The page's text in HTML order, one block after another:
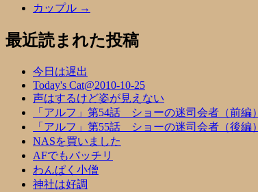
カップル →
最近読まれた投稿
今日は遅出
Today's Cat@2010-10-25
声はするけど姿が見えない
「アルフ」第54話 ショーの迷司会者（前編）
「アルフ」第55話 ショーの迷司会者（後編）
NASを買いました
AFでもバッチリ
わんぱく小僧
神社は好調